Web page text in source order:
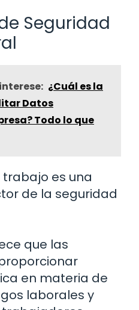
Seguridad
¿Cuál es la
Datos
Todo lo que
trabajo es una
de la seguridad
que las
en materia de
laborales y